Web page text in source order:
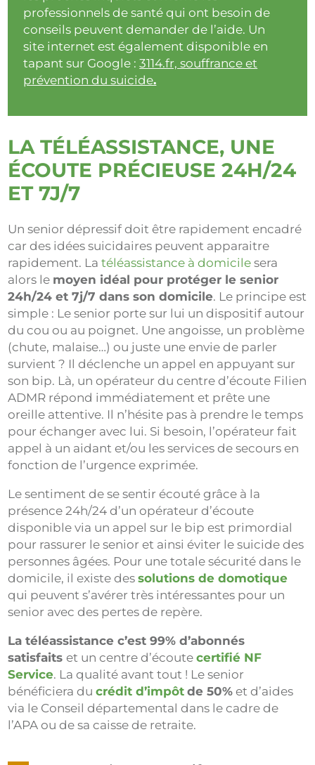
professionnels de santé qui ont besoin de
conseils peuvent demander de l’aide. Un
site internet est également disponible en
tapant sur Google :3114.fr, souffrance et
prévention du suicide.
LA TÉLÉASSISTANCE, UNE
ÉCOUTE PRÉCIEUSE 24H/24
ET 7J/7
Un senior dépressif doit être rapidement encadré
car des idées suicidaires peuvent apparaitre
rapidement. Latéléassistance à domicile sera
alors le moyen idéal pour protéger le senior
24h/24 et 7j/7 dans son domicile. Le principe est
simple : Le senior porte sur lui un dispositif autour
du cou ou au poignet. Une angoisse, un problème
(chute, malaise…) ou juste une envie de parler
survient ? Il déclenche un appel en appuyant sur
son bip. Là, un opérateur du centre d’écoute Filien
ADMR répond immédiatement et prête une
oreille attentive. Il n’hésite pas à prendre le temps
pour échanger avec lui. Si besoin, l’opérateur fait
appel à un aidant et/ou les services de secours en
fonction de l’urgence exprimée.
Le sentiment de se sentir écouté grâce à la
présence 24h/24 d’un opérateur d’écoute
disponible via un appel sur le bip est primordial
pour rassurer le senior et ainsi éviter le suicide des
personnes âgées. Pour une totale sécurité dans le
domicile, il existe dessolutions de domotique
qui peuvent s’avérer très intéressantes pour un
senior avec des pertes de repère.
La téléassistance c’est 99% d’abonnés
satisfaitset un centre d’écoutecertifié NF
Service. La qualité avant tout ! Le senior
bénéficiera ducrédit d’impôt de 50% et d’aides
via le Conseil départemental dans le cadre de
l’APA ou de sa caisse de retraite.